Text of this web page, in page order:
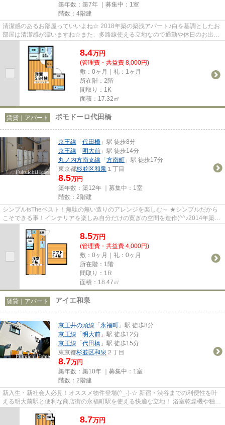
築年数：築7年 ｜募集中： 1室
階数：4階建
清潔感のあるお部屋っていいよね☆ 2018年築の築浅アパート♪白を基調としたお
部屋は清潔感が漂いますね☆また、多路線使える立地なので通勤や休日のお出か
けも楽ちん♪落ち着いた住環境と...
8.4万円
(管理費・共益費 8,000円)
敷：0ヶ月｜礼：1ヶ月
所在階：2階
間取り：1K
面積：17.32㎡
賃貸｜アパート ポモドーロ代田橋
京王線 「代田橋 」駅 徒歩8分
京王線 「明大前 」駅 徒歩14分
丸ノ内方南支線 「方南町 」駅 徒歩17分
東京都杉並区和泉 １丁目
8.5万円
築年数：築12年 ｜募集中： 1室
階数：2階建
シンプルisTheベスト！無駄の無い造りのアレンジを楽しむ～ ★シンプルだから
こそできる事！インテリアを楽しみ自分だけの寛ぎの空間を造作(^^♪2014年築の
綺麗お部屋が8万円代で「バス...
8.5万円
(管理費・共益費 4,000円)
敷：0ヶ月｜礼：0ヶ月
所在階：1階
間取り：1R
面積：18.47㎡
賃貸｜アパート アイエ和泉
京王井の頭線 「永福町 」駅 徒歩8分
京王線 「明大前 」駅 徒歩12分
京王線 「代田橋 」駅 徒歩15分
東京都杉並区和泉 ２丁目
8.7万円
築年数：築10年 ｜募集中： 1室
階数：2階建
新入生・新社会人必見！オススメ物件登場(^_-)-☆ 新宿・渋谷までの利便性を叶
える明大前駅と便利な商店街の永福町駅を使える快適な立地！ 浴室乾燥機や独立
洗面台などの人気設備のほか...
8.7万円